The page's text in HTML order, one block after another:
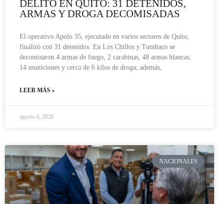
DELITO EN QUITO: 31 DETENIDOS,
ARMAS Y DROGA DECOMISADAS
El operativo Apolo 35, ejecutado en varios sectores de Quito,
finalizó con 31 detenidos. En Los Chillos y Tumbaco se
decomisaron 4 armas de fuego, 2 carabinas, 48 armas blancas,
14 municiones y cerca de 6 kilos de droga; además,
LEER MÁS »
agosto 6, 2026
NACIONALES